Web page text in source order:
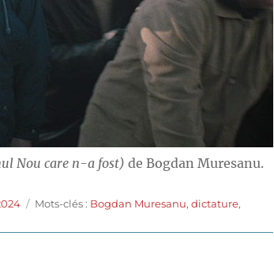
Nou care n-a fost) de Bogdan Muresanu.
Étiquettes
Mots-clés : Bogdan Muresanu,dictature,